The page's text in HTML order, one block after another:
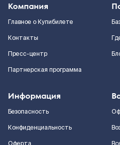
Компания
Главное о Купибилете
Контакты
Пресс-центр
Партнерская программа
Информация
Безопасность
Конфиденциальность